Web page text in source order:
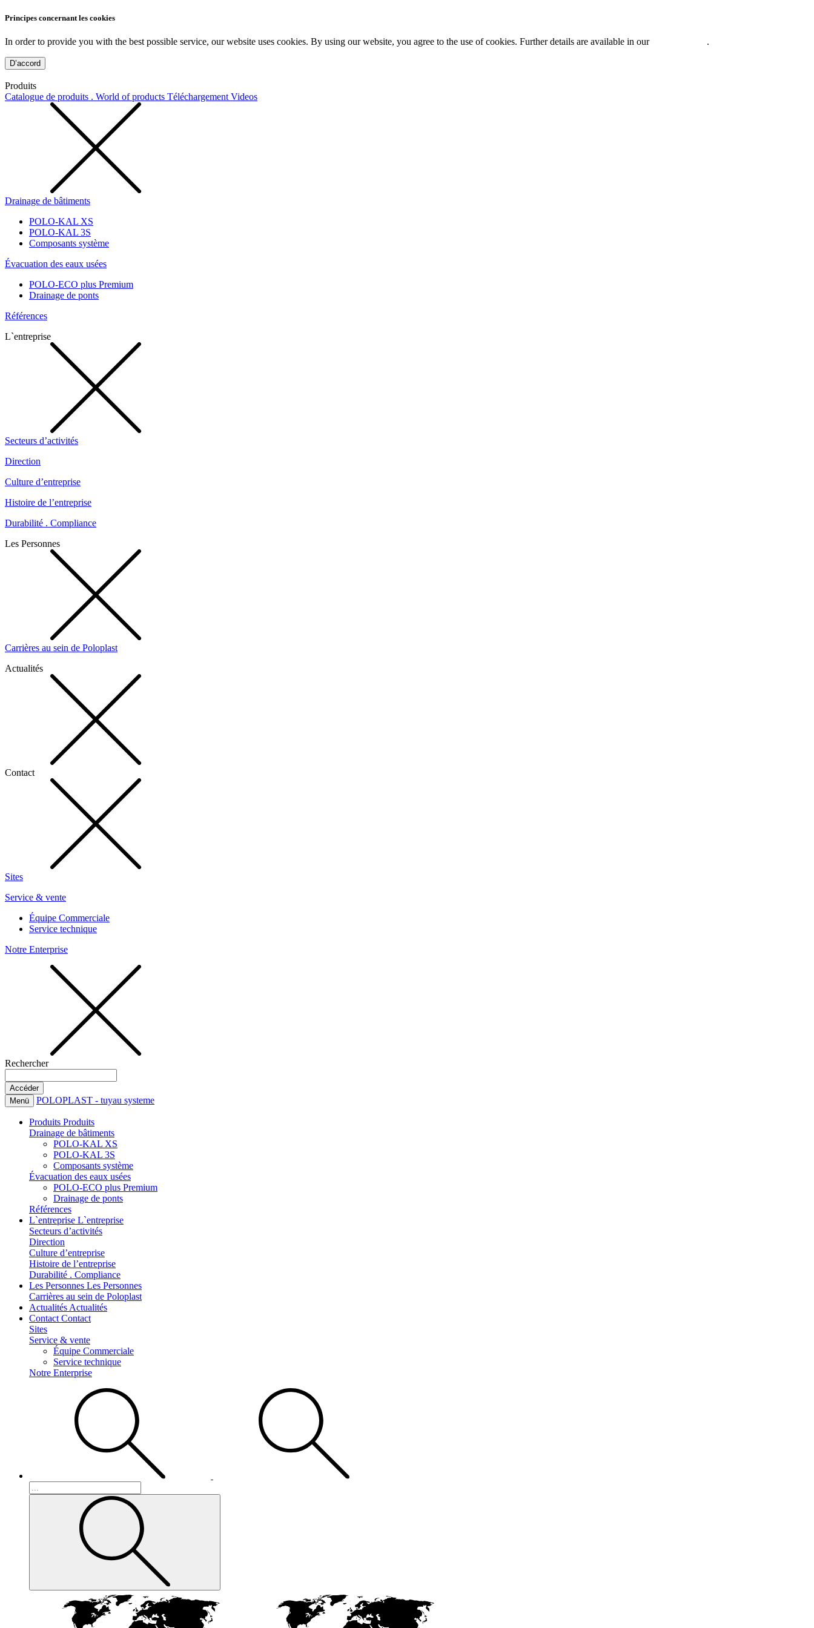
Principes concernant les cookies
In order to provide you with the best possible service, our website uses cookies. By using our website, you agree to the use of cookies. Further details are available in our .
D’accord
Produits
Catalogue de produits . World of products Téléchargement Videos
Drainage de bâtiments
POLO-KAL XS
POLO-KAL 3S
Composants système
Évacuation des eaux usées
POLO-ECO plus Premium
Drainage de ponts
Références
L`entreprise
Secteurs d’activités
Direction
Culture d’entreprise
Histoire de l’entreprise
Durabilité . Compliance
Les Personnes
Carrières au sein de Poloplast
Actualités
Contact
Sites
Service & vente
Équipe Commerciale
Service technique
Notre Enterprise
Rechercher
Menü POLOPLAST - tuyau systeme
Produits Produits
Drainage de bâtiments
POLO-KAL XS
POLO-KAL 3S
Composants système
Évacuation des eaux usées
POLO-ECO plus Premium
Drainage de ponts
Références
L`entreprise L`entreprise
Secteurs d’activités
Direction
Culture d’entreprise
Histoire de l’entreprise
Durabilité . Compliance
Les Personnes Les Personnes
Carrières au sein de Poloplast
Actualités Actualités
Contact Contact
Sites
Service & vente
Équipe Commerciale
Service technique
Notre Enterprise